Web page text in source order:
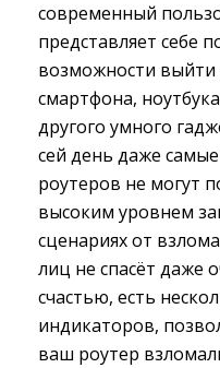
современный
представляет себе
возможности выйти
смартфона,
другого умного
сей день даже
роутеров не могут
высоким уровнем
сценариях от
лиц не спасёт даже
счастью, есть
индикаторов,
ваш роутер